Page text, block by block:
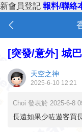
新會員登記 報料/聯絡
[突發/意外] 城
天空之神
2025-6-10 12:21
Choi 發表於 2025-6-8
長遠如果少咗遊客買